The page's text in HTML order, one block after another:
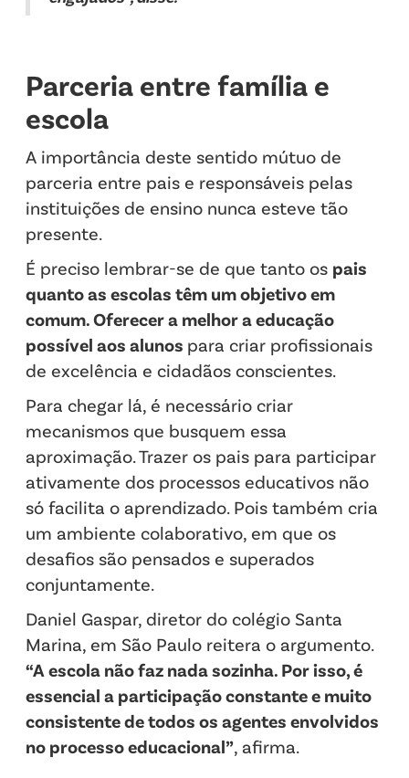
Parceria entre família e
escola
A importância deste sentido mútuo de
parceria entre pais e responsáveis pelas
instituições de ensino nunca esteve tão
presente.
É preciso lembrar-se de que tanto os pais
quanto as escolas têm um objetivo em
comum. Oferecer a melhor a educação
possível aos alunos para criar profissionais
de excelência e cidadãos conscientes.
Para chegar lá, é necessário criar
mecanismos que busquem essa
aproximação. Trazer os pais para participar
ativamente dos processos educativos não
só facilita o aprendizado. Pois também cria
um ambiente colaborativo, em que os
desafios são pensados e superados
conjuntamente.
Daniel Gaspar, diretor do colégio Santa
Marina, em São Paulo reitera o argumento.
“A escola não faz nada sozinha. Por isso, é
essencial a participação constante e muito
consistente de todos os agentes envolvidos
no processo educacional”, afirma.